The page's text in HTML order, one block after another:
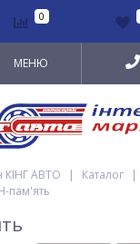
0
МЕНЮ
КІНГ АВТО | Каталог |
пам'ять